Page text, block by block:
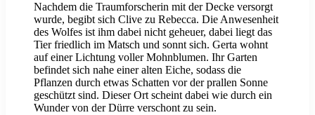
Nachdem die Traumforscherin mit der Decke versorgt
wurde, begibt sich Clive zu Rebecca. Die Anwesenheit
des Wolfes ist ihm dabei nicht geheuer, dabei liegt das
Tier friedlich im Matsch und sonnt sich. Gerta wohnt
auf einer Lichtung voller Mohnblumen. Ihr Garten
befindet sich nahe einer alten Eiche, sodass die
Pflanzen durch etwas Schatten vor der prallen Sonne
geschützt sind. Dieser Ort scheint dabei wie durch ein
Wunder von der Dürre verschont zu sein.